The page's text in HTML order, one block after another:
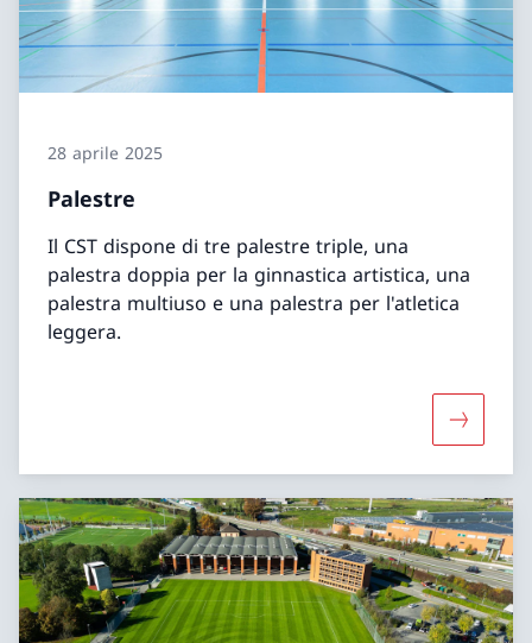
28 aprile 2025
Palestre
Il CST dispone di tre palestre triple, una
palestra doppia per la ginnastica artistica, una
palestra multiuso e una palestra per l'atletica
leggera.